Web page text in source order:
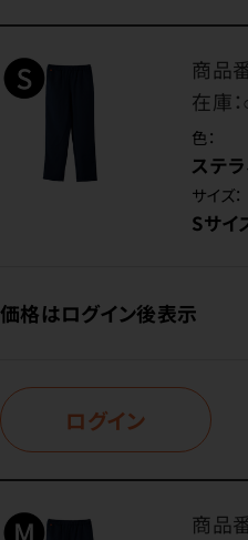
商品
在庫：
色：
ステ
サイズ：
Sサイ
価格はログイン後表示
ログイン
商品